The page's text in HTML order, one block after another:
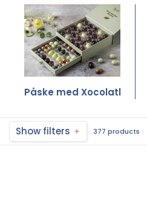
Påske med Xocolatl
Show filters 377 products